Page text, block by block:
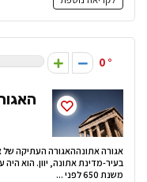
0
בעיר-מדינת אתונה, יוון. הוא
משנת 650 לפני ...